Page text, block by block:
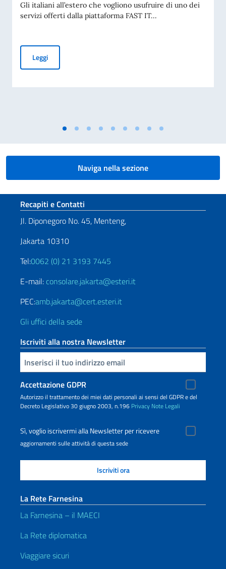
Gli italiani all’estero che vogliono usufruire di uno dei
servizi offerti dalla piattaforma FAST IT...
LeggiSPID: L'IDENTITÀ DIGITALE PER I SERVIZI ON-LINE
Naviga nella sezione
Sezione footer
Recapiti e Contatti
Jl. Diponegoro No. 45, Menteng,
Jakarta 10310
Tel:0062 (0) 21 3193 7445
E-mail: consolare.jakarta@esteri.it
PEC:amb.jakarta@cert.esteri.it
Gli uffici della sede
Iscriviti alla nostra Newsletter
Inserisci la tua email
Accettazione GDPR
Autorizzo il trattamento dei miei dati personali ai sensi del GDPR e del
Decreto Legislativo 30 giugno 2003, n.196 Privacy Note Legali
Sì, voglio iscrivermi alla Newsletter per ricevere
aggiornamenti sulle attività di questa sede
La Rete Farnesina
La Farnesina – il MAECI
La Rete diplomatica
Viaggiare sicuri